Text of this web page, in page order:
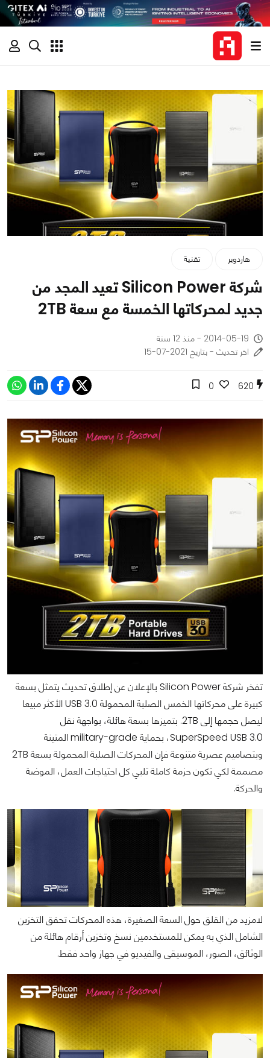
هاردوير تقنية
شركة Silicon Power تعيد المجد من
جديد لمحركاتها الخمسة مع سعة 2TB
2014-05-19 - منذ 12 سنة
اخر تحديث - بتاريخ 2021-07-15
620
0
تفخر شركة Silicon Power بالإعلان عن إطلاق تحديث يتمثل بسعة
كبيرة على محركاتها الخمس الصلبة المحمولة USB 3.0 الأكثر مبيعا
ليصل حجمها إلى 2TB. بتميزها بسعة هائلة، بواجهة نقل
SuperSpeed USB 3.0، بحماية military-grade المتينة
وبتصاميم عصرية متنوعة فإن المحركات الصلبة المحمولة بسعة 2TB
مصممة لكي تكون حزمة كاملة تلبي كل احتياجات العمل، الموضة
والحركة.
لامزيد من القلق حول السعة الصغيرة، هذه المحركات تحقق التخزين
الشامل الذي به يمكن للمستخدمين نسخ وتخزين أرقام هائلة من
الوثائق، الصور، الموسيقى والفيديو في جهاز واحد فقط.